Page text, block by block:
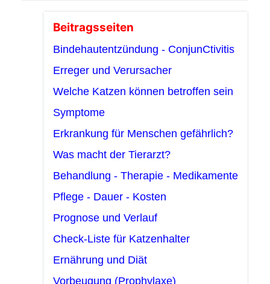
Beitragsseiten
Bindehautentzündung - ConjunCtivitis
Erreger und Verursacher
Welche Katzen können betroffen sein
Symptome
Erkrankung für Menschen gefährlich?
Was macht der Tierarzt?
Behandlung - Therapie - Medikamente
Pflege - Dauer - Kosten
Prognose und Verlauf
Check-Liste für Katzenhalter
Ernährung und Diät
Vorbeugung (Prophylaxe)